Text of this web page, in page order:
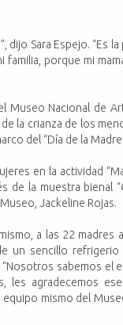
dijo Sara Espejo. “Es
porque mi
Museo Nacional de
la crianza de los
del “Día de la Madre
en la actividad
de la muestra bienal
Jackeline Rojas.
a las 22
un sencillo
sabemos el
les agradecemos
mismo del